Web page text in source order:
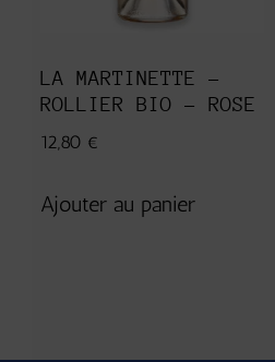
LA MARTINETTE –
ROLLIER BIO – ROSE
12,80 €
Ajouter au panier